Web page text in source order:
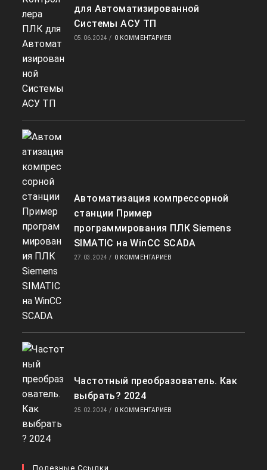
для Автоматизированной
Системы АСУ ТП
05.06.2024 / 0 КОММЕНТАРИЕВ
Автоматизация компрессорной
станции Пример
программирования ПЛК Siemens
SIMATIC на WinCC SCADA
27.03.2024 / 0 КОММЕНТАРИЕВ
Частотный преобразователь. Как
выбрать? 2024
25.02.2024 / 0 КОММЕНТАРИЕВ
Полезные Ссылки